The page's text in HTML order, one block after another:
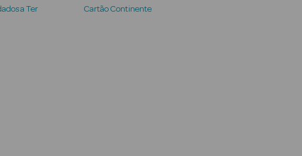
a Ter
Cartão Continente